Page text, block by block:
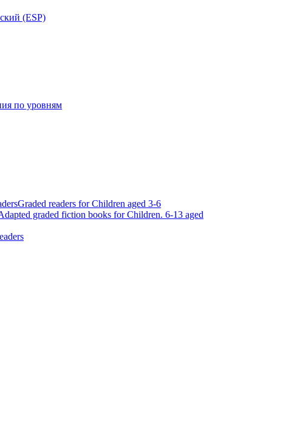
(ESP)
по уровням
Graded readers for Children aged 3-6
graded fiction books for Children. 6-13 aged